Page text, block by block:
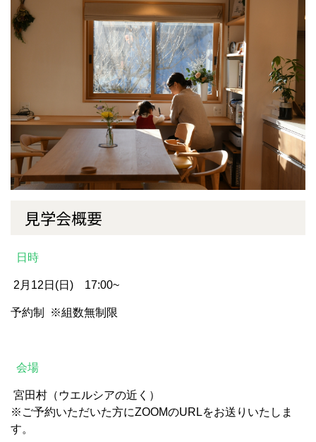
見学会概要
日時
2月12日(日) 17:00~
予約制 ※組数無制限
会場
宮田村（ウエルシアの近く）
※ご予約いただいた方にZOOMのURLをお送りいたしま
す。